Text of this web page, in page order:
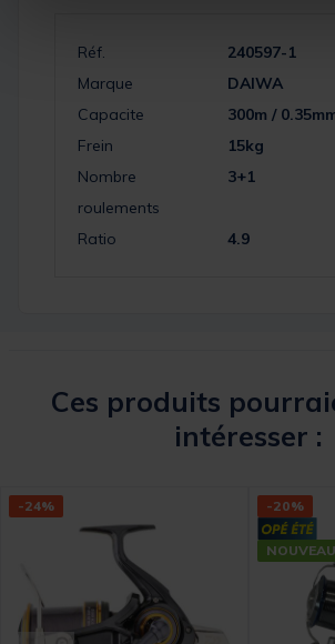
Réf.
240597-1
Marque
DAIWA
Capacite
300m /
Frein
15kg
Nombre
roulements
3+1
Ratio 4.9
Ces produits
intéresser :
-24% -20%
NOUVEAU